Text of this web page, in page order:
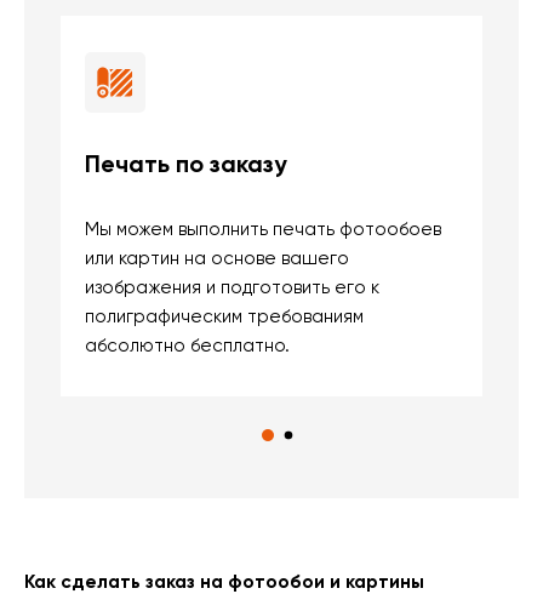
Печать по заказу
Мы можем выполнить печать фотообоев
или картин на основе вашего
изображения и подготовить его к
полиграфическим требованиям
абсолютно бесплатно.
Как сделать заказ на фотообои и картины